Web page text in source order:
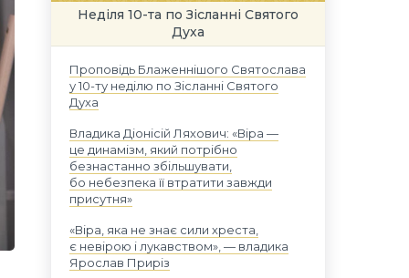
Неділя 10-та по Зісланні Святого
Духа
Проповідь Блаженнішого Святослава
у 10-ту неділю по Зісланні Святого
Духа
Владика Діонісій Ляхович: «Віра —
це динамізм, який потрібно
безнастанно збільшувати,
бо небезпека її втратити завжди
присутня»
«Віра, яка не знає сили хреста,
є невірою і лукавством», — владика
Ярослав Приріз